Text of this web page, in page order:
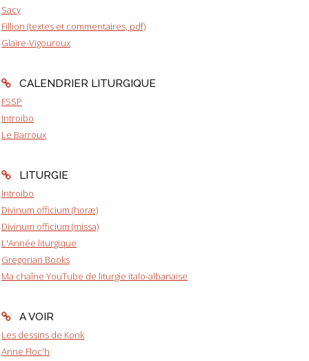
Sacy
Fillion (textes et commentaires, pdf)
Glaire-Vigouroux
CALENDRIER LITURGIQUE
FSSP
Introibo
Le Barroux
LITURGIE
Introibo
Divinum officium (horæ)
Divinum officium (missa)
L'Année liturgique
Gregorian Books
Ma chaîne YouTube de liturgie italo-albanaise
A VOIR
Les dessins de Konk
Anne Floc'h